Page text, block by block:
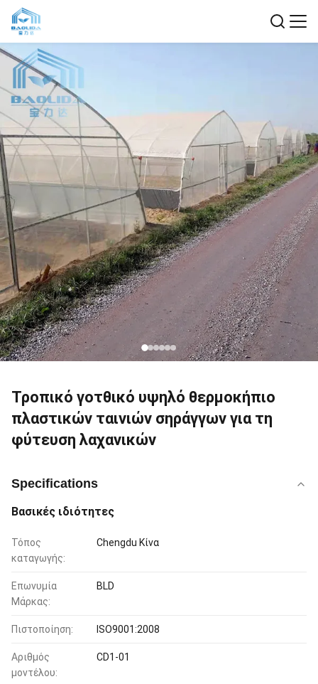
Τροπικό γοτθικό υψηλό θερμοκήπιο
πλαστικών ταινιών σηράγγων για τη
φύτευση λαχανικών
Specifications
Βασικές ιδιότητες
Τόπος
καταγωγής:
Chengdu Κίνα
Επωνυμία
Μάρκας:
BLD
Πιστοποίηση: ISO9001:2008
Αριθμός
μοντέλου:
CD1-01